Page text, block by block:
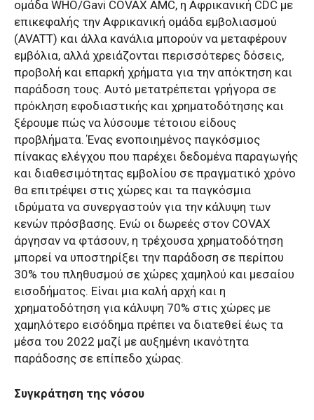
ομάδα WHO/Gavi COVAX AMC, η Αφρικανική CDC με
επικεφαλής την Αφρικανική ομάδα εμβολιασμού
(AVATT) και άλλα κανάλια μπορούν να μεταφέρουν
εμβόλια, αλλά χρειάζονται περισσότερες δόσεις,
προβολή και επαρκή χρήματα για την απόκτηση και
παράδοση τους. Αυτό μετατρέπεται γρήγορα σε
πρόκληση εφοδιαστικής και χρηματοδότησης και
ξέρουμε πώς να λύσουμε τέτοιου είδους
προβλήματα. Ένας ενοποιημένος παγκόσμιος
πίνακας ελέγχου που παρέχει δεδομένα παραγωγής
και διαθεσιμότητας εμβολίου σε πραγματικό χρόνο
θα επιτρέψει στις χώρες και τα παγκόσμια
ιδρύματα να συνεργαστούν για την κάλυψη των
κενών πρόσβασης. Ενώ οι δωρεές στον COVAX
άργησαν να φτάσουν, η τρέχουσα χρηματοδότηση
μπορεί να υποστηρίξει την παράδοση σε περίπου
30% του πληθυσμού σε χώρες χαμηλού και μεσαίου
εισοδήματος. Είναι μια καλή αρχή και η
χρηματοδότηση για κάλυψη 70% στις χώρες με
χαμηλότερο εισόδημα πρέπει να διατεθεί έως τα
μέσα του 2022 μαζί με αυξημένη ικανότητα
παράδοσης σε επίπεδο χώρας.
Συγκράτηση της νόσου